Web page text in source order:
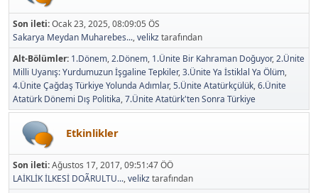
Son ileti:Ocak 23, 2025, 08:09:05 ÖS
Sakarya Meydan Muharebes...,velikztarafından
Alt-Bölümler 1.Dönem 2.Dönem 1.Ünite Bir Kahraman Doğuyor 2.Ünite
Milli Uyanış: Yurdumuzun İşgaline Tepkiler 3.Ünite Ya İstiklal Ya Ölüm
4.Ünite Çağdaş Türkiye Yolunda Adımlar 5.Ünite Atatürkçülük 6.Ünite
Atatürk Dönemi Dış Politika 7.Ünite Atatürk'ten Sonra Türkiye
Etkinlikler
Son ileti:Ağustos 17, 2017, 09:51:47 ÖÖ
LAİKLİK İLKESİ DOÃRULTU...,velikztarafından